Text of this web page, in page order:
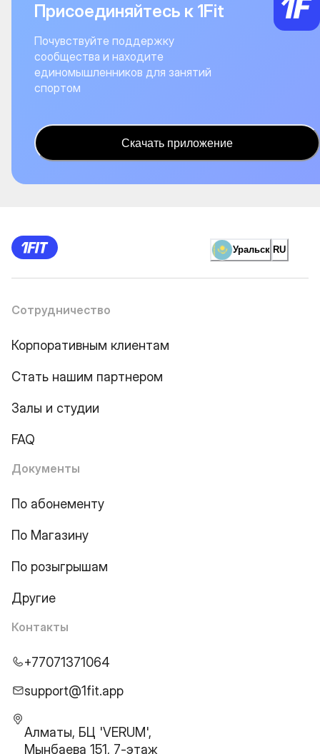
Присоединяйтесь к 1Fit
Почувствуйте поддержку
сообщества и находите
единомышленников для занятий
спортом
Скачать приложение
Уральск RU
Сотрудничество
Корпоративным клиентам
Стать нашим партнером
Залы и студии
FAQ
Документы
По абонементу
По Магазину
По розыгрышам
Другие
Контакты
+77071371064
support@1fit.app
Алматы, БЦ 'VERUM',
Мынбаева 151, 7-этаж